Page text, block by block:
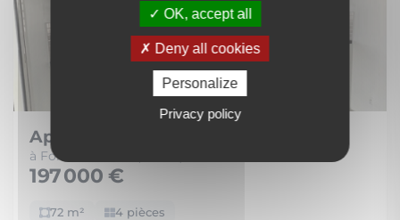
Appartement
à Fort-de-France (97200)
197 000 €
72 m² 4 pièces
OK, accept all
Deny all cookies
Personalize
Privacy policy